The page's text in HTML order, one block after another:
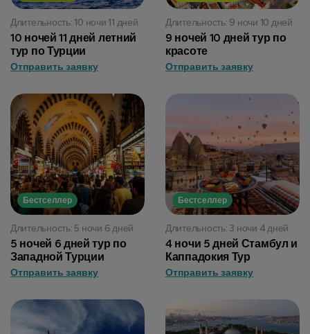
Длительность: 10 ночи 11 дней
10 ночей 11 дней летний
тур по Турции
Отправить заявку
Длительность: 9 ночи 10 дней
9 ночей 10 дней тур по
красоте
Отправить заявку
Бестселлер
Длительность: 5 ночи 6 дней
5 ночей 6 дней тур по
Западной Турции
Отправить заявку
Бестселлер
Длительность: 3 ночи 4 дней
4 ночи 5 дней Стамбул и
Каппадокия Тур
Отправить заявку